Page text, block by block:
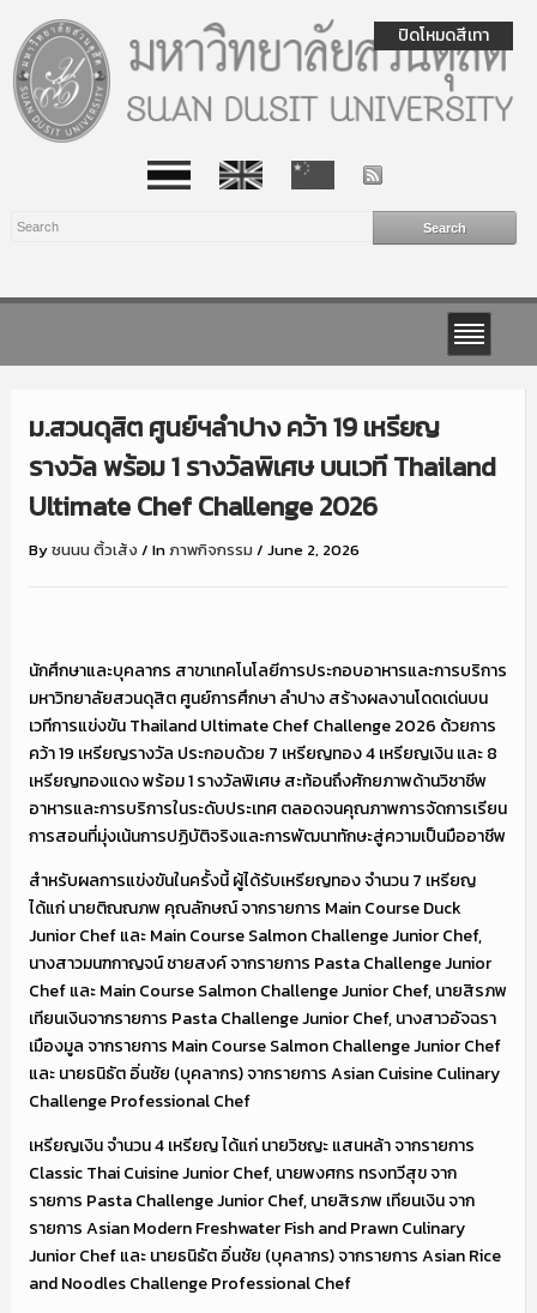
ม.สวนดุสิต ศูนย์ฯลำปาง คว้า 19 เหรียญ
รางวัล พร้อม 1 รางวัลพิเศษ บนเวที Thailand
Ultimate Chef Challenge 2026
Byชนนน ติ้วเส้ง / Inภาพกิจกรรม / June 2, 2026
นักศึกษาและบุคลากร สาขาเทคโนโลยีการประกอบอาหารและการบริการ
มหาวิทยาลัยสวนดุสิต ศูนย์การศึกษา ลำปาง สร้างผลงานโดดเด่นบน
เวทีการแข่งขัน Thailand Ultimate Chef Challenge 2026 ด้วยการ
คว้า 19 เหรียญรางวัล ประกอบด้วย 7 เหรียญทอง 4 เหรียญเงิน และ 8
เหรียญทองแดง พร้อม 1 รางวัลพิเศษ สะท้อนถึงศักยภาพด้านวิชาชีพ
อาหารและการบริการในระดับประเทศ ตลอดจนคุณภาพการจัดการเรียน
การสอนที่มุ่งเน้นการปฏิบัติจริงและการพัฒนาทักษะสู่ความเป็นมืออาชีพ
สำหรับผลการแข่งขันในครั้งนี้ ผู้ได้รับเหรียญทอง จำนวน 7 เหรียญ
ได้แก่ นายติณณภพ คุณลักษณ์ จากรายการ Main Course Duck
Junior Chef และ Main Course Salmon Challenge Junior Chef,
นางสาวมนฑกาญจน์ ชายสงค์ จากรายการ Pasta Challenge Junior
Chef และ Main Course Salmon Challenge Junior Chef, นายสิรภพ
เทียนเงินจากรายการ Pasta Challenge Junior Chef, นางสาวอัจฉรา
เมืองมูล จากรายการ Main Course Salmon Challenge Junior Chef
และ นายธนิธัต อิ่นชัย (บุคลากร) จากรายการ Asian Cuisine Culinary
Challenge Professional Chef
เหรียญเงิน จำนวน 4 เหรียญ ได้แก่ นายวิชญะ แสนหล้า จากรายการ
Classic Thai Cuisine Junior Chef, นายพงศกร ทรงทวีสุข จาก
รายการ Pasta Challenge Junior Chef, นายสิรภพ เทียนเงิน จาก
รายการ Asian Modern Freshwater Fish and Prawn Culinary
Junior Chef และ นายธนิธัต อิ่นชัย (บุคลากร) จากรายการ Asian Rice
and Noodles Challenge Professional Chef
ปิดโหมดสีเทา